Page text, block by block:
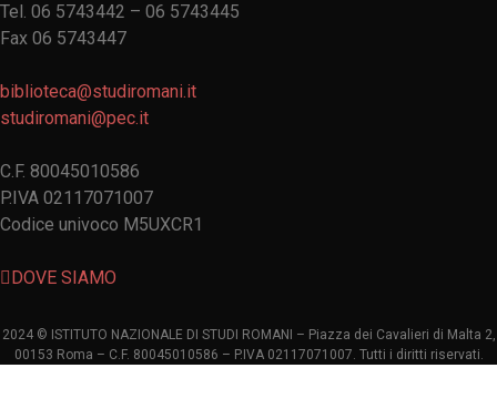
Tel. 06 5743442 – 06 5743445
Fax 06 5743447
biblioteca@studiromani.it
studiromani@pec.it
C.F. 80045010586
P.IVA 02117071007
Codice univoco M5UXCR1
DOVE SIAMO
2024 © ISTITUTO NAZIONALE DI STUDI ROMANI – Piazza dei Cavalieri di Malta 2,
00153 Roma – C.F. 80045010586 – P.IVA 02117071007. Tutti i diritti riservati.